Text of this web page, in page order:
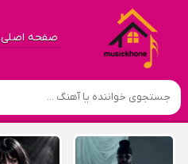
صفحه اصلی